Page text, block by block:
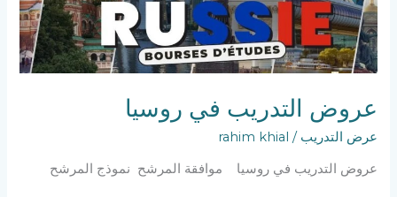
عروض التدريب في روسيا
عرض التدريب /
rahim khial
عروض التدريب في روسيا موافقة المرشح نموذج المرشح